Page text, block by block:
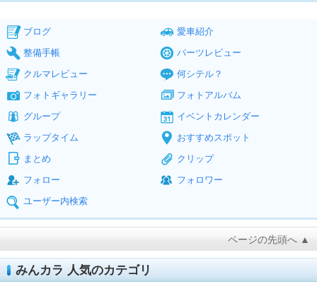
ブログ
愛車紹介
整備手帳
パーツレビュー
クルマレビュー
何シテル？
フォトギャラリー
フォトアルバム
グループ
イベントカレンダー
ラップタイム
おすすめスポット
まとめ
クリップ
フォロー
フォロワー
ユーザー内検索
ページの先頭へ ▲
みんカラ 人気のカテゴリ